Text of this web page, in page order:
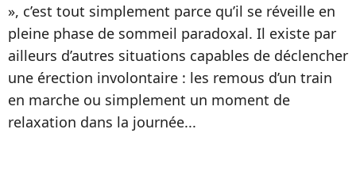
», c’est tout simplement parce qu’il se réveille en
pleine phase de sommeil paradoxal. Il existe par
ailleurs d’autres situations capables de déclencher
une érection involontaire : les remous d’un train
en marche ou simplement un moment de
relaxation dans la journée...